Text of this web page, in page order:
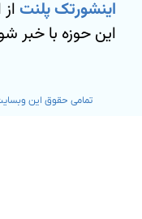
اینشورتک پلنت
این حوزه با خبر
تمامی حقوق این